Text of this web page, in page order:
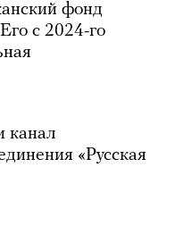
фонд
с 2024-го
канал
«Русская